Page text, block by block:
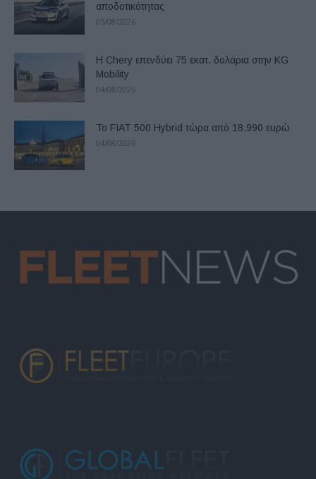
αποδοτικότητας
05/08/2026
Η Chery επενδύει 75 εκατ. δολάρια στην KG
Mobility
04/08/2026
Το FIAT 500 Hybrid τώρα από 18.990 ευρώ
04/08/2026